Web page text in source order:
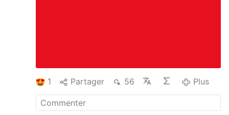
1 Partager 56 Plus